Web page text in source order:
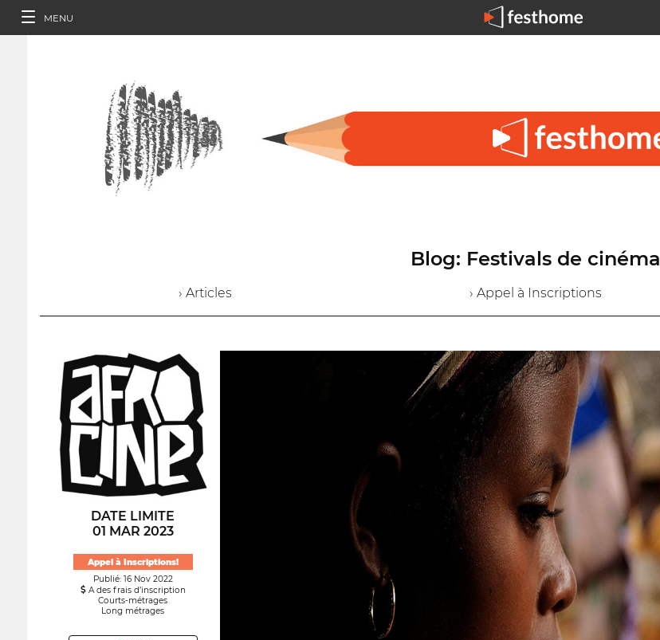
MENU
Blog: Festivals de cinéma
› Articles › Appel à Inscriptions
DATE LIMITE
01 MAR 2023
Appel à Inscriptions!
Publié: 16 Nov 2022
A des frais d’inscription
Courts-métrages
Long métrages